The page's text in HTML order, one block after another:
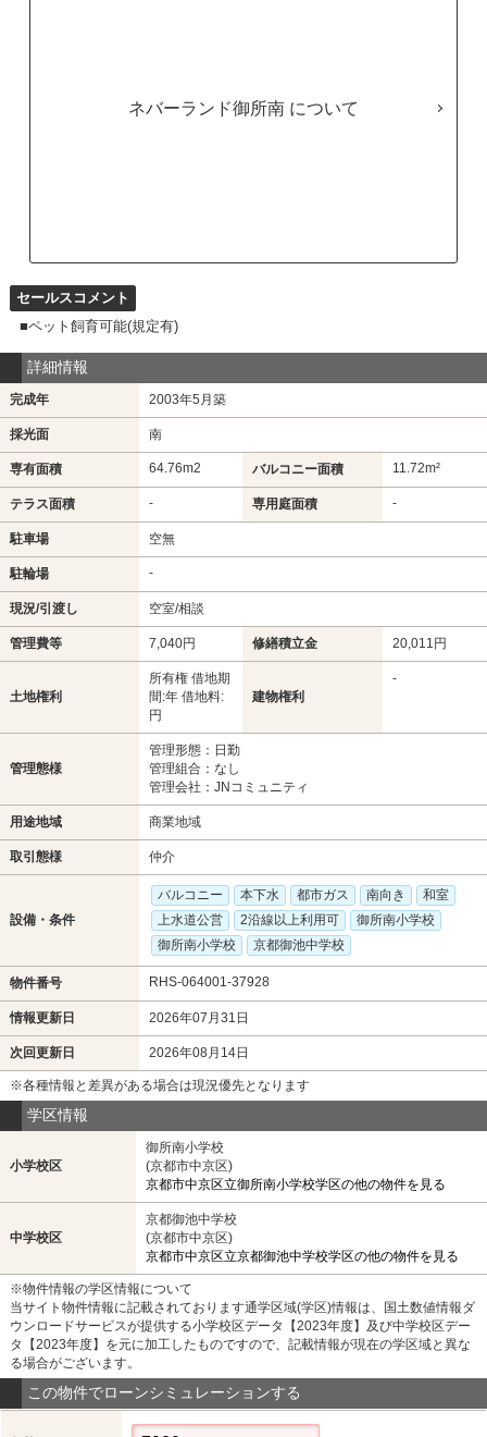
ネバーランド御所南
セールスコメント
■ペット飼育可能(規定有)
詳細情報
完成年 2003年5月築
採光面 南
専有面積 64.76m2 バルコニー面積 11.72m²
テラス面積 - 専用庭面積 -
駐車場 空無
駐輪場 -
現況/引渡し 空室/相談
管理費等 7,040円 修繕積立金 20,011円
土地権利
所有権 借地期
間:年 借地料:
円
建物権利
-
管理態様
管理形態：日勤
管理組合：なし
管理会社：JNコミュニティ
用途地域 商業地域
取引態様 仲介
設備・条件
バルコニー 本下水 都市ガス 南向き
和室
上水道公営
2沿線以上利用可
御所南小学校
御所南小学校
京都御池中学校
物件番号 RHS-064001-37928
情報更新日 2026年07月31日
次回更新日 2026年08月14日
※各種情報と差異がある場合は現況優先となります
学区情報
小学校区
御所南小学校
(京都市中京区)
京都市中京区立御所南小学校学区の他の物件を見る
中学校区
京都御池中学校
(京都市中京区)
京都市中京区立京都御池中学校学区の他の物件を見る
※物件情報の学区情報について
当サイト物件情報に記載されております通学区域(学区)情報は、国土数値情報ダ
ウンロードサービスが提供する小学校区データ【2023年度】及び中学校区デー
タ【2023年度】を元に加工したものですので、記載情報が現在の学区域と異な
る場合がございます。
この物件でローンシミュレーションする